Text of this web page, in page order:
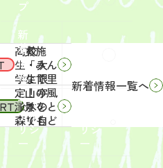
プ
新
着
情
報
サイ
トポ
リシ
ー
リシ
ー
ント対
象】中
学生・
高校
生・大
学生限
定！宇
津木の
森で自
然体
験！」
募集を
6月13
（土）
実施
「みん
なで里
山の風
景をと
りもど
そ
う！」
活動レ
新着情報一覧へ